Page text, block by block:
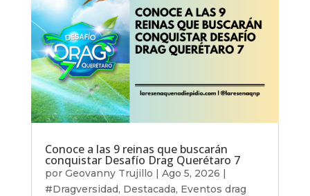
Conoce a las 9 reinas que buscarán
conquistar Desafío Drag Querétaro 7
por Geovanny Trujillo | Ago 5, 2026 |
#Dragversidad, Destacada, Eventos drag